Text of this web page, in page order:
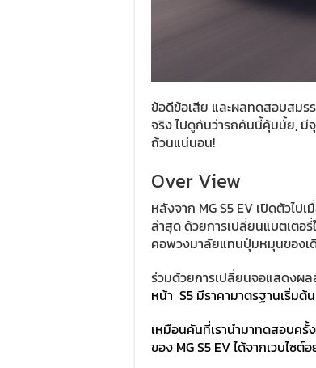
ข้อดีข้อเสีย และผลทดสอบสมร
จริง ไปดูกันว่ารถคันนี้คุ้มมั้ย, มี
ถ้วนแน่นอน!
Over View
หลังจาก MG S5 EV เปิดตัวไป
ล่าสุด ด้วยการเปลี่ยนแบตเตอรี่
คอพวงมาลัยแทนปุ่มหมุนของ
ร่วมด้วยการเปลี่ยนจอแสดงผ
หน้า S5 มีราคามาตรฐานเริ่ม
เหมือนคันที่เรานำมาทดสอบค
ของ MG S5 EV ได้จากเวบไซ